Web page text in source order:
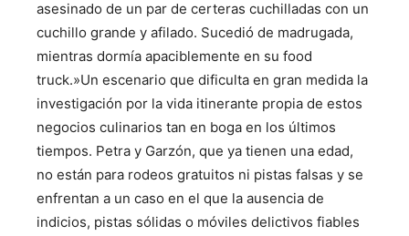
asesinado de un par de certeras cuchilladas con un
cuchillo grande y afilado. Sucedió de madrugada,
mientras dormía apaciblemente en su food
truck.»Un escenario que dificulta en gran medida la
investigación por la vida itinerante propia de estos
negocios culinarios tan en boga en los últimos
tiempos. Petra y Garzón, que ya tienen una edad,
no están para rodeos gratuitos ni pistas falsas y se
enfrentan a un caso en el que la ausencia de
indicios, pistas sólidas o móviles delictivos fiables